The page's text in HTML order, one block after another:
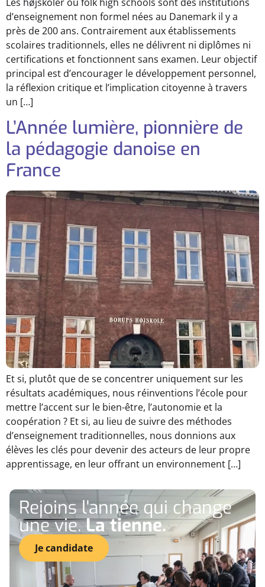
d’enseignement non formel nées au Danemark il y a
près de 200 ans. Contrairement aux établissements
scolaires traditionnels, elles ne délivrent ni diplômes ni
certifications et fonctionnent sans examen. Leur objectif
principal est d’encourager le développement personnel,
la réflexion critique et l’implication citoyenne à travers
un […]
L’Année lumière, pionnière de
la pédagogie danoise en
France
Et si, plutôt que de se concentrer uniquement sur les
résultats académiques, nous réinventions l’école pour
mettre l’accent sur le bien-être, l’autonomie et la
coopération ? Et si, au lieu de suivre des méthodes
d’enseignement traditionnelles, nous donnions aux
élèves les clés pour devenir des acteurs de leur propre
apprentissage, en leur offrant un environnement […]
Rejoins l'année qui change
une vie.La tienne.
Je candidate